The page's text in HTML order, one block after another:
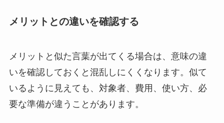
メリットとの違いを確認する
メリットと似た言葉が出てくる場合は、意味の違
いを確認しておくと混乱しにくくなります。似て
いるように見えても、対象者、費用、使い方、必
要な準備が違うことがあります。